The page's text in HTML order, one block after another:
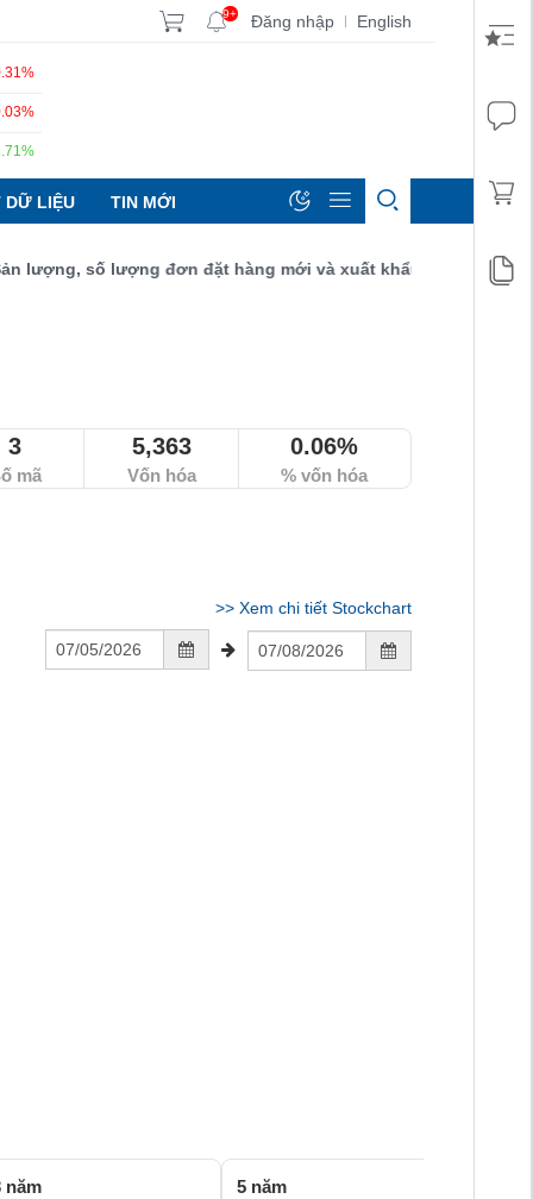
9+ Đăng nhập | English
DỮ LIỆU TIN MỚI
số lượng đơn đặt hàng mới và xuất khẩu đều tăng đạt 52,9
3
mã
5,363
Vốn hóa
0.06%
% vốn hóa
>> Xem chi tiết Stockchart
năm 5 năm